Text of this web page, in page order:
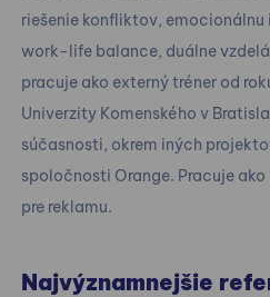
riešenie konfliktov,
work-life balance, duálne
pracuje ako externý tréner od
Univerzity Komenského v
súčasnosti, okrem iných
spoločnosti Orange. Pracuje
pre reklamu.
Najvýznamnejšie